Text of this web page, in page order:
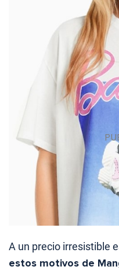
A un precio irresistible
estos motivos de